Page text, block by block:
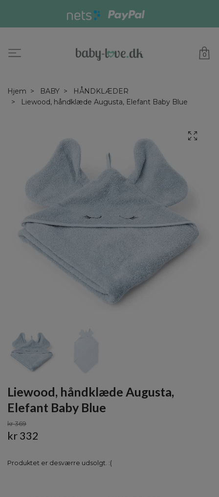
0
Hjem BABY
HÅNDKLÆDER
Liewood, håndklæde Augusta, Elefant Baby Blue
Liewood, håndklæde Augusta,
Elefant Baby Blue
kr 369
kr 332
Produktet er desværre udsolgt. :(